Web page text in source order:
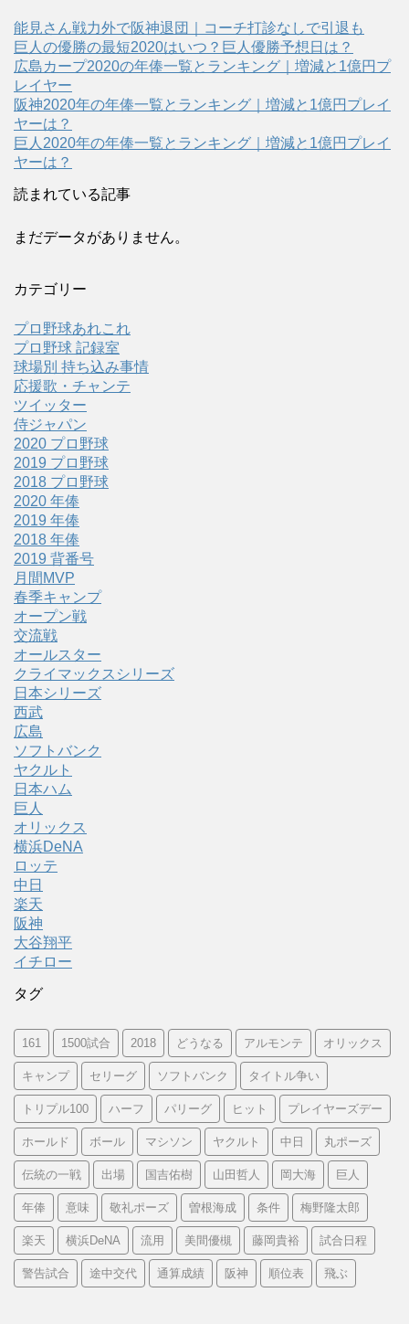
能見さん戦力外で阪神退団｜コーチ打診なしで引退も
巨人の優勝の最短2020はいつ？巨人優勝予想日は？
広島カープ2020の年俸一覧とランキング｜増減と1億円プ
レイヤー
阪神2020年の年俸一覧とランキング｜増減と1億円プレイ
ヤーは？
巨人2020年の年俸一覧とランキング｜増減と1億円プレイ
ヤーは？
読まれている記事
まだデータがありません。
カテゴリー
プロ野球あれこれ
プロ野球 記録室
球場別 持ち込み事情
応援歌・チャンテ
ツイッター
侍ジャパン
2020 プロ野球
2019 プロ野球
2018 プロ野球
2020 年俸
2019 年俸
2018 年俸
2019 背番号
月間MVP
春季キャンプ
オープン戦
交流戦
オールスター
クライマックスシリーズ
日本シリーズ
西武
広島
ソフトバンク
ヤクルト
日本ハム
巨人
オリックス
横浜DeNA
ロッテ
中日
楽天
阪神
大谷翔平
イチロー
タグ
161 1500試合 2018 どうなる アルモンテ オリックス
キャンプ セリーグ ソフトバンク タイトル争い
トリプル100 ハーフ パリーグ ヒット プレイヤーズデー
ホールド ボール マシソン ヤクルト 中日 丸ポーズ
伝統の一戦 出場 国吉佑樹 山田哲人 岡大海 巨人
年俸 意味 敬礼ポーズ 曽根海成 条件 梅野隆太郎
楽天 横浜DeNA 流用 美間優槻 藤岡貴裕 試合日程
警告試合 途中交代 通算成績 阪神 順位表 飛ぶ